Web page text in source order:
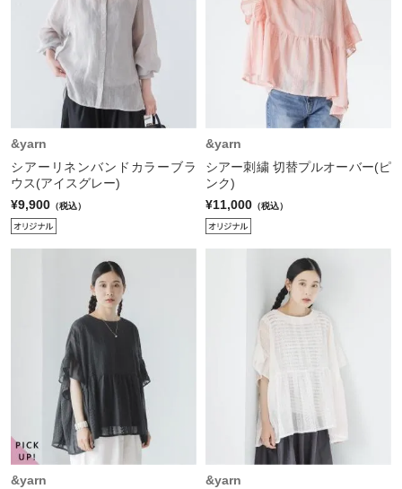
&yarn
シアーリネンバンドカラーブラ
ウス(アイスグレー)
¥9,900 （税込）
&yarn
シアー刺繍 切替プルオーバー(ピ
ンク)
¥11,000 （税込）
&yarn
&yarn